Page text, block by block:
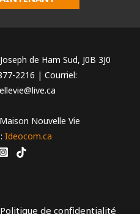
de Ham Sud, J0B 3J0
2216 | Courriel:
Nouvelle Vie
Ideocom.ca
Politique de confidentialité